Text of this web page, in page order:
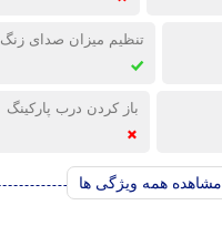
تنظیم میزان صدای زنگ
باز کردن درب پارکینگ
مشاهده همه ویژگی ها